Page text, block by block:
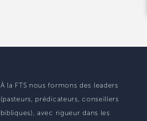
À la FTS nous formons des leaders
(pasteurs, prédicateurs, conseillers
bibliques), avec rigueur dans les